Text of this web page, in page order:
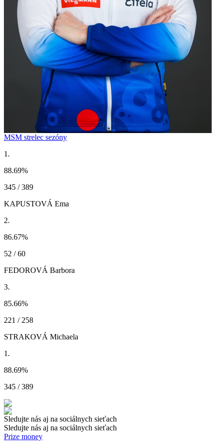
MSM strelec sezóny
1.
88.69%
345 / 389
KAPUSTOVÁ Ema
2.
86.67%
52 / 60
FEDOROVÁ Barbora
3.
85.66%
221 / 258
STRAKOVÁ Michaela
1.
88.69%
345 / 389
Sledujte nás aj na sociálnych sieťach
Sledujte nás aj na sociálnych sieťach
Prize money